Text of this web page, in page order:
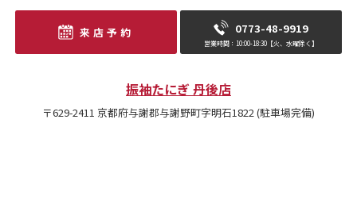
来店予約 0773-48-9919
営業時間：10:00-18:30【火、水曜除く】
振袖たにぎ 丹後店
〒629-2411 京都府与謝郡与謝野町字明石1822 (駐車場完備)